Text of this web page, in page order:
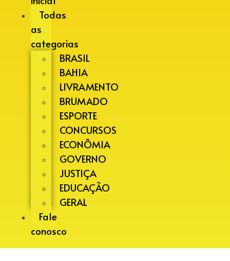
Todas
as
categorias
BRASIL
BAHIA
LIVRAMENTO
BRUMADO
ESPORTE
CONCURSOS
ECONÔMIA
GOVERNO
JUSTIÇA
EDUCAÇÃO
GERAL
Fale
conosco